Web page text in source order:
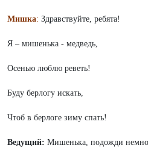
Мишка: Здравствуйте, ребята!
Я – мишенька - медведь,
Осенью люблю реветь!
Буду берлогу искать,
Чтоб в берлоге зиму спать!
Ведущий: Мишенька, подожди